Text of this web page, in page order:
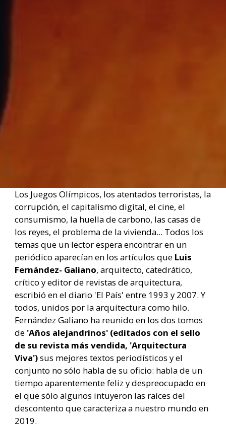
Los Juegos Olímpicos, los atentados terroristas, la
corrupción, el capitalismo digital, el cine, el
consumismo, la huella de carbono, las casas de
los reyes, el problema de la vivienda... Todos los
temas que un lector espera encontrar en un
periódico aparecían en los artículos que Luis
Fernández- Galiano, arquitecto, catedrático,
crítico y editor de revistas de arquitectura,
escribió en el diario 'El País' entre 1993 y 2007. Y
todos, unidos por la arquitectura como hilo.
Fernández Galiano ha reunido en los dos tomos
de 'Años alejandrinos' (editados con el sello
de su revista más vendida, 'Arquitectura
Viva')sus mejores textos periodísticos y el
conjunto no sólo habla de su oficio: habla de un
tiempo aparentemente feliz y despreocupado en
el que sólo algunos intuyeron las raíces del
descontento que caracteriza a nuestro mundo en
2019.